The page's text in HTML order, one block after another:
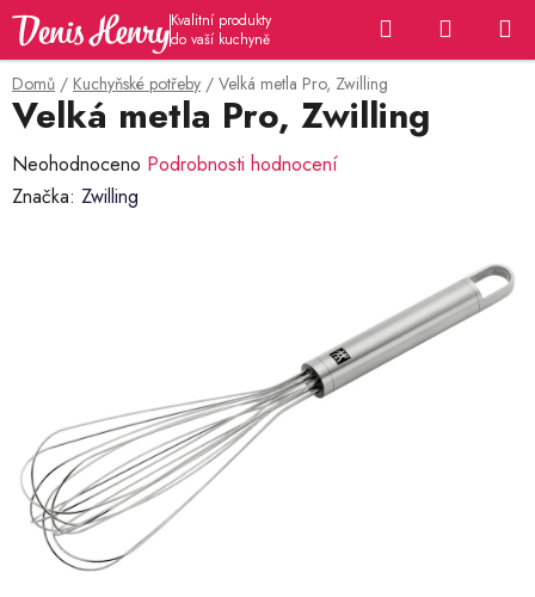
Přejít
obsah
Hledat
KOŠÍK
Domů / Kuchyňské potřeby / Velká metla Pro, Zwilling
Velká metla Pro, Zwilling
Průměrné
hodnocení
Neohodnoceno Podrobnosti hodnocení
Značka: Zwilling